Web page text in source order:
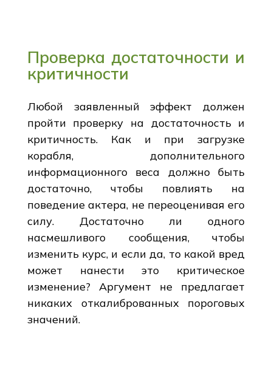
Проверка достаточности и
критичности
Любой заявленный эффект должен
пройти проверку на достаточность и
критичность. Как и при загрузке
корабля, дополнительного
информационного веса должно быть
достаточно, чтобы повлиять на
поведение актера, не переоценивая его
силу. Достаточно ли одного
насмешливого сообщения, чтобы
изменить курс, и если да, то какой вред
может нанести это критическое
изменение? Аргумент не предлагает
никаких откалиброванных пороговых
значений.